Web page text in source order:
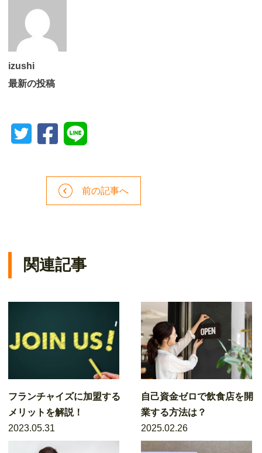
izushi
最新の投稿
前の記事へ
関連記事
フランチャイズに加盟する
メリットを解説！
2023.05.31
自己資金ゼロで飲食店を開
業する方法は？
2025.02.26